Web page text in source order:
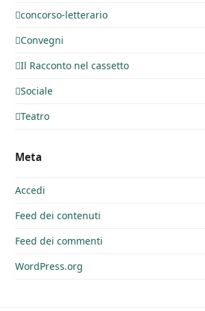
concorso-letterario
Convegni
Il Racconto nel cassetto
Sociale
Teatro
Meta
Accedi
Feed dei contenuti
Feed dei commenti
WordPress.org